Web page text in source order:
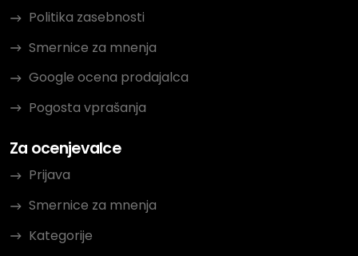
Politika zasebnosti
Smernice za mnenja
Google ocena prodajalca
Pogosta vprašanja
Za ocenjevalce
Prijava
Smernice za mnenja
Kategorije